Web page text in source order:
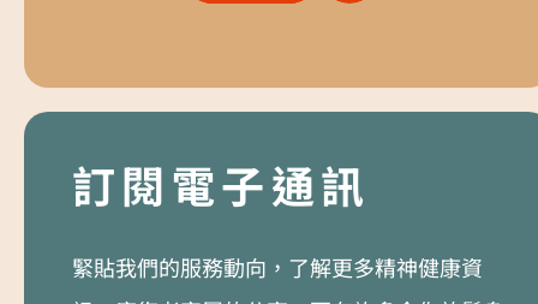
訂閱電子通訊
緊貼我們的服務動向，了解更多精神健康資